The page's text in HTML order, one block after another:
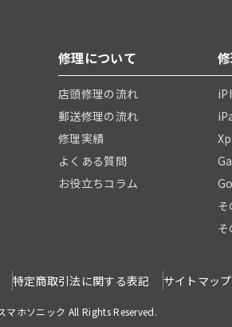
修理について
店頭修理の流れ
郵送修理の流れ
修理実績
よくある質問
お役立ちコラム
特定商取引法に関する表記 サイトマップ
マホソニック All Rights Reserved.